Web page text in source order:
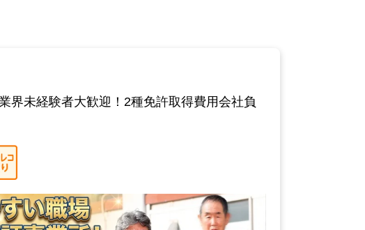
界未経験者大歓迎！2種免許取得費用会社負